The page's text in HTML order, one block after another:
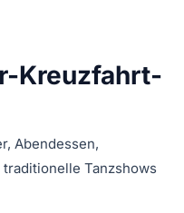
Kreuzfahrt-
Abendessen,
Tanzshows